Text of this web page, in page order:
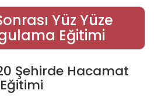
Yüz Yüze
Eğitimi
Şehirde Hacamat